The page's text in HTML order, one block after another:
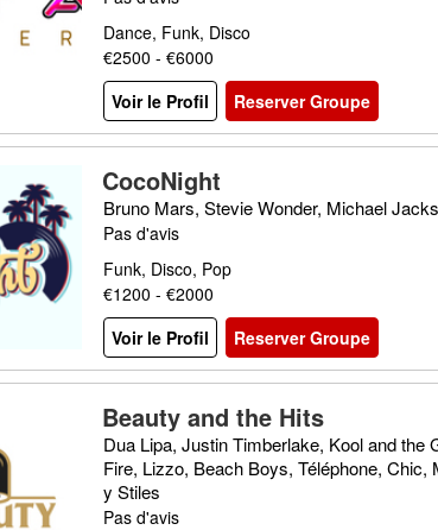
Dance, Funk, Disco
€2500 - €6000
Voir le Profil
Reserver Groupe
CocoNight
Bruno Mars, Stevie Wonder, Michael
Pas d'avis
Funk, Disco, Pop
€1200 - €2000
Voir le Profil
Reserver Groupe
Beauty and the Hits
Dua Lipa, Justin Timberlake, Kool and the
Fire, Lizzo, Beach Boys, Téléphone,
y Stiles
Pas d'avis